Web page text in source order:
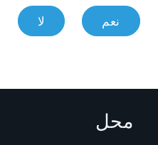
نعم لا
محل